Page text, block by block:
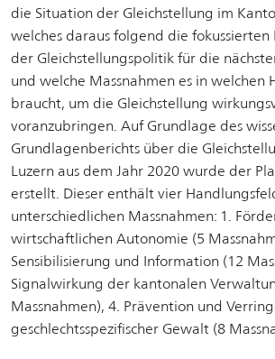
die Situation der Gleichstellung im
welches daraus folgend die
der Gleichstellungspolitik für die
und welche Massnahmen es in welchen
braucht, um die Gleichstellung
voranzubringen. Auf Grundlage des
Grundlagenberichts über die
Luzern aus dem Jahr 2020 wurde der
erstellt. Dieser enthält vier
unterschiedlichen Massnahmen: 1.
wirtschaftlichen Autonomie (5
Sensibilisierung und Information (12
Signalwirkung der kantonalen
Massnahmen), 4. Prävention und
geschlechtsspezifischer Gewalt (8